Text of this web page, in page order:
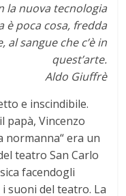
la nuova tecnologia
è poca cosa, fredda
sangue che c’è in
quest’arte.
Aldo Giuffrè
e inscindibile.
papà, Vincenzo
normanna“ era un
teatro San Carlo
facendogli
suoni del teatro. La